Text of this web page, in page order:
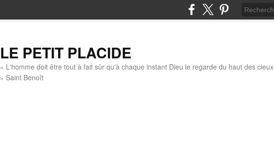
LE PETIT PLACIDE
« L'homme doit être tout à fait sûr qu'à chaque instant Dieu le regarde du haut des cieux
» Saint Benoît